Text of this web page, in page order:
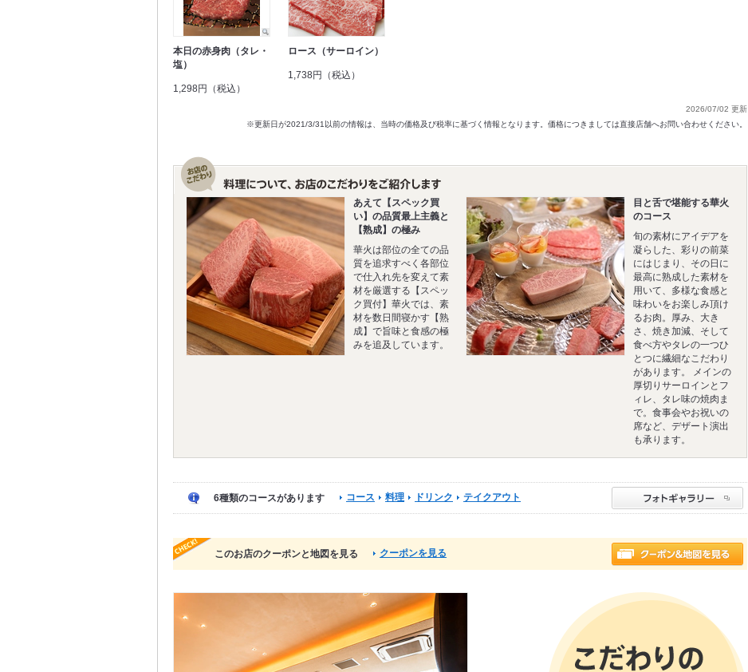
本日の赤身肉（タレ・
塩）
1,298円（税込）
ロース（サーロイン）
1,738円（税込）
2026/07/02 更新
※更新日が2021/3/31以前の情報は、当時の価格及び税率に基づく情報となります。価格につきましては直接店舗へお問い合わせください。
あえて【スペック買
い】の品質最上主義と
【熟成】の極み
華火は部位の全ての品
質を追求すべく各部位
で仕入れ先を変えて素
材を厳選する【スペッ
ク買付】華火では、素
材を数日間寝かす【熟
成】で旨味と食感の極
みを追及しています。
目と舌で堪能する華火
のコース
旬の素材にアイデアを
凝らした、彩りの前菜
にはじまり、その日に
最高に熟成した素材を
用いて、多様な食感と
味わいをお楽しみ頂け
るお肉。厚み、大き
さ、焼き加減、そして
食べ方やタレの一つひ
とつに繊細なこだわり
があります。 メインの
厚切りサーロインとフ
ィレ、タレ味の焼肉ま
で。食事会やお祝いの
席など、デザート演出
も承ります。
6種類のコースがあります コース 料理 ドリンク テイクアウト
このお店のクーポンと地図を見る クーポンを見る